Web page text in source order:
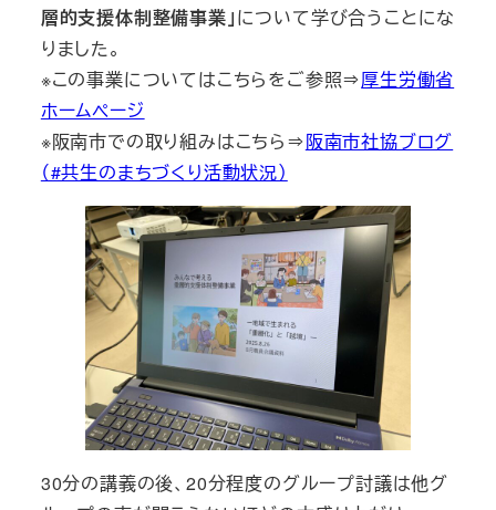
層的支援体制整備事業」について学び合うことにな
りました。
※この事業についてはこちらをご参照⇒厚生労働省
ホームページ
※阪南市での取り組みはこちら⇒阪南市社協ブログ
（#共生のまちづくり活動状況）
30分の講義の後、20分程度のグループ討議は他グ